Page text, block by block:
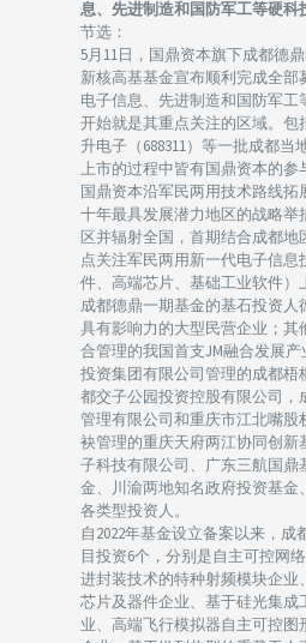
息、先进制造和国防军工等硬科
节选：
5月11日，国鼎资本旗下成都德
新核高基基金宣布顺利完成全
电子信息、先进制造和国防军
开始就是其重点关注的区域。包
升电子（688311）等一批成都
上市的过程中皆有国鼎资本的参
国鼎资本沿军民两用技术路线
十年最具发展潜力地区的战略
区并辐射全国，首期结合成都
点关注军民两用新一代电子信
件、高端芯片、基础工业软件）
成都德鼎一期基金的基石投资
具有影响力的大型民营企业；其
合管理的我国首支JM融合发展
投资集团有限公司管理的成都
都交子公园投资控股有限公司，
管理有限公司和重庆市江北嘴股
袂管理的重庆天府两江协同创
子科技有限公司、广东三航国鼎
金、川渝两地知名政府投资基
各类型投资人。
自2022年基金设立备案以来，
目投资6个，分别是自主可控网
进封装技术的特种射频模块企
芯片及器件企业、基于硅光集成
业、高端飞行模拟器自主可控